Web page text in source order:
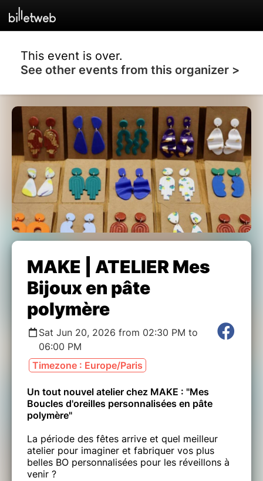
This event is over.
See other events from this organizer >
MAKE | ATELIER Mes
Bijoux en pâte
polymère
Sat Jun 20, 2026 from 02:30 PM to
06:00 PM
Timezone : Europe/Paris
Un tout nouvel atelier chez MAKE : "Mes
Boucles d'oreilles personnalisées en pâte
polymère"
La période des fêtes arrive et quel meilleur
atelier pour imaginer et fabriquer vos plus
belles BO personnalisées pour les réveillons à
venir ?